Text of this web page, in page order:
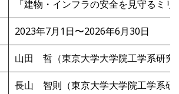
「建物・インフラの安全を見守るミ
2023年7月1日〜2026年6月30日
山田 哲（東京大学大学院工学系研究
長山 智則（東京大学大学院工学系研